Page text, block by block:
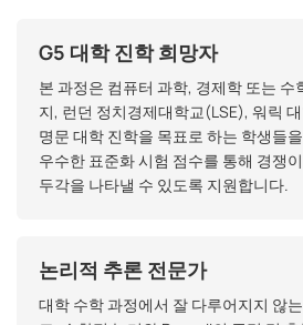
G5 대학 진학 희망자
본 과정은 컴퓨터 과학, 경제학 또는 수
지, 런던 정치경제대학교(LSE), 워릭
명문 대학 진학을 목표로 하는 학생들
우수한 표준화 시험 점수를 통해 경쟁
두각을 나타낼 수 있도록 지원합니다.
논리적 추론 전문가
대학 수학 과정에서 잘 다루어지지 않